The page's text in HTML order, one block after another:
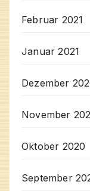
Februar 2021
Januar 2021
Dezember
November
Oktober 2020
September